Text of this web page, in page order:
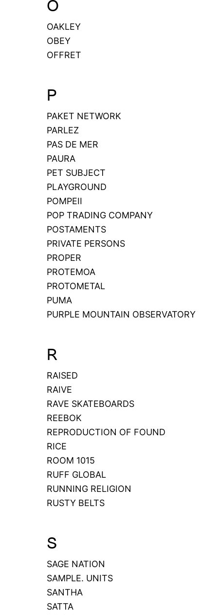
O
OAKLEY
OBEY
OFFRET
P
PAKET NETWORK
PARLEZ
PAS DE MER
PAURA
PET SUBJECT
PLAYGROUND
POMPEII
POP TRADING COMPANY
POSTAMENTS
PRIVATE PERSONS
PROPER
PROTEMOA
PROTOMETAL
PUMA
PURPLE MOUNTAIN OBSERVATORY
R
RAISED
RAIVE
RAVE SKATEBOARDS
REEBOK
REPRODUCTION OF FOUND
RICE
ROOM 1015
RUFF GLOBAL
RUNNING RELIGION
RUSTY BELTS
S
SAGE NATION
SAMPLE. UNITS
SANTHA
SATTA